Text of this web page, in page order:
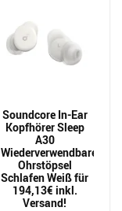
Soundcore In-Ear
Kopfhörer Sleep
A30
Wiederverwendbarer
Ohrstöpsel
Schlafen Weiß für
194,13€ inkl.
Versand!